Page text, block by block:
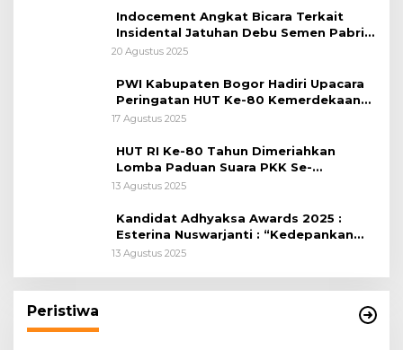
Indocement Angkat Bicara Terkait
Insidental Jatuhan Debu Semen Pabrik
Citeureup
20 Agustus 2025
PWI Kabupaten Bogor Hadiri Upacara
Peringatan HUT Ke-80 Kemerdekaan
RI, di Lapangan Tegar Beriman
17 Agustus 2025
HUT RI Ke-80 Tahun Dimeriahkan
Lomba Paduan Suara PKK Se-
Kabupaten Bogor
13 Agustus 2025
Kandidat Adhyaksa Awards 2025 :
Esterina Nuswarjanti : “Kedepankan
Keadilan Restoratif Wujudkan
13 Agustus 2025
Peristiwa